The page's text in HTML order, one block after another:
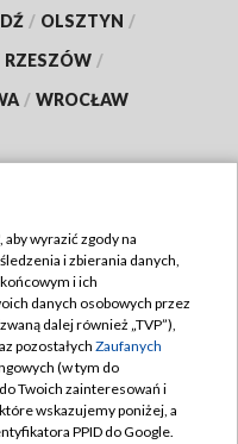
/ OLSZTYN /
RZESZÓW /
/ WROCŁAW
TVP
wyrazić zgody na
i zbierania danych,
i ich
danych osobowych przez
dalej również „TVP”),
pozostałych Zaufanych
(w tym do
Twoich zainteresowań i
wskazujemy poniżej, a
PPID do Google.